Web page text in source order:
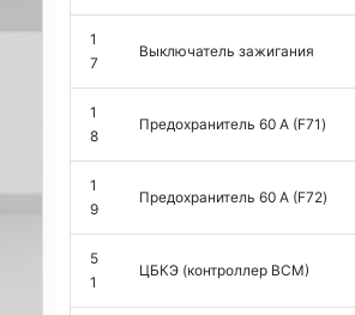
1
7
Выключатель зажигания
1
8
Предохранитель 60 А (F71)
1
9
Предохранитель 60 А (F72)
5
1
ЦБКЭ (контроллер ВСМ)